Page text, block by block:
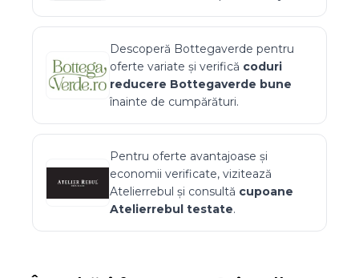
Descoperă Bottegaverde pentru
oferte variate și verifică coduri
reducere Bottegaverde bune
înainte de cumpărături.
Pentru oferte avantajoase și
economii verificate, vizitează
Atelierrebul și consultă cupoane
Atelierrebul testate.